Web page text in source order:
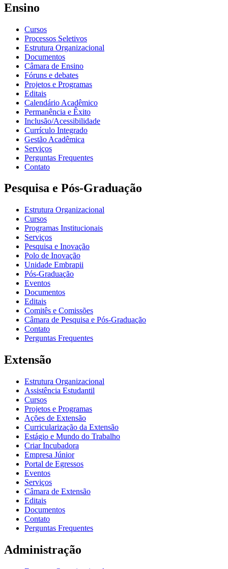
Ensino
Cursos
Processos Seletivos
Estrutura Organizacional
Documentos
Câmara de Ensino
Fóruns e debates
Projetos e Programas
Editais
Calendário Acadêmico
Permanência e Êxito
Inclusão/Acessibilidade
Currículo Integrado
Gestão Acadêmica
Serviços
Perguntas Frequentes
Contato
Pesquisa e Pós-Graduação
Estrutura Organizacional
Cursos
Programas Institucionais
Serviços
Pesquisa e Inovação
Polo de Inovação
Unidade Embrapii
Pós-Graduação
Eventos
Documentos
Editais
Comitês e Comissões
Câmara de Pesquisa e Pós-Graduação
Contato
Perguntas Frequentes
Extensão
Estrutura Organizacional
Assistência Estudantil
Cursos
Projetos e Programas
Ações de Extensão
Curricularização da Extensão
Estágio e Mundo do Trabalho
Criar Incubadora
Empresa Júnior
Portal de Egressos
Eventos
Serviços
Câmara de Extensão
Editais
Documentos
Contato
Perguntas Frequentes
Administração